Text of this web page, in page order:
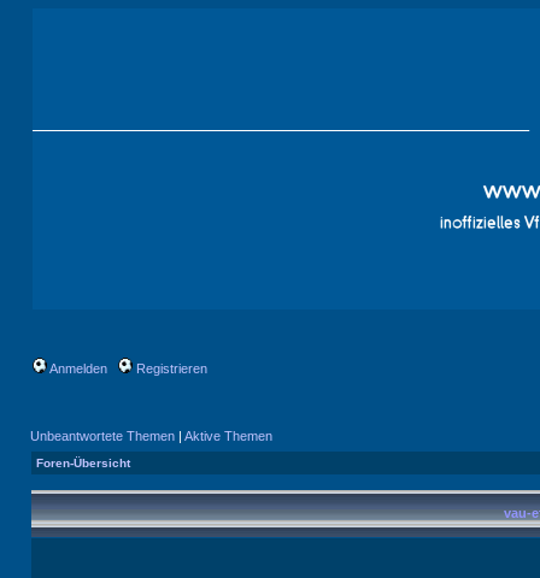
Anmelden Registrieren
Unbeantwortete Themen | Aktive Themen
Foren-Übersicht
vau-